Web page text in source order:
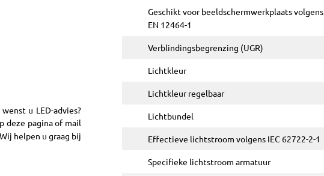
u LED-advies?
deze pagina of mail
helpen u graag bij
Geschikt voor beeldschermwerkplaats volgens
EN 12464-1
Verblindingsbegrenzing (UGR)
Lichtkleur
Lichtkleur regelbaar
Lichtbundel
Effectieve lichtstroom volgens IEC 62722-2-1
Specifieke lichtstroom armatuur